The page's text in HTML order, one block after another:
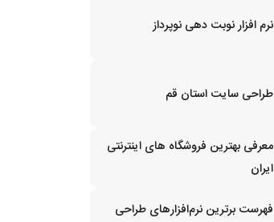
نرم افزار نوبت دهی نوپرداز
طراحی سایت استان قم
معرفی بهترین فروشگاه های اینترنتی
ایران
فهرست برترین نرم‌افزارهای طراحی